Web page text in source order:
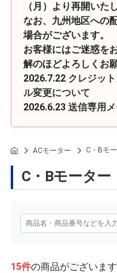
（月）より再開いた
なお、九州地区への
場合がございます。
お客様にはご迷惑を
解のほどよろしくお
2026.7.22 クレジッ
ル変更について
2026.6.23 送信専用
ACモーター C・Bモ
C・Bモーター
15件の商品がございます